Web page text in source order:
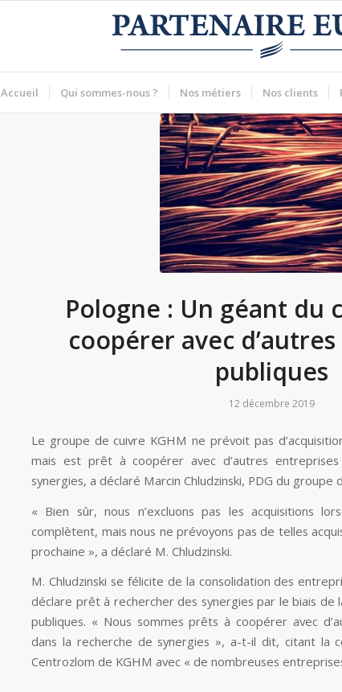
Accueil Qui sommes-nous ? Nos métiers Nos clients
Pologne : Un géant du
coopérer avec
publiques
12 décembre 2019
Le groupe de cuivre KGHM ne prévoit pas
mais est prêt à coopérer avec d’autres
synergies, a déclaré Marcin Chludzinski, PDG du groupe
« Bien sûr, nous n’excluons pas les acquisitions
complètent, mais nous ne prévoyons pas de telles
prochaine », a déclaré M. Chludzinski.
M. Chludzinski se félicite de la consolidation des
déclare prêt à rechercher des synergies par le biais de
publiques. « Nous sommes prêts à coopérer avec
dans la recherche de synergies », a-t-il dit, citant la
Centrozlom de KGHM avec « de nombreuses